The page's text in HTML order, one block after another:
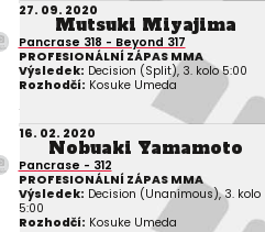
27. 09. 2020
Mutsuki Miyajima
Pancrase 318 - Beyond 317
PROFESIONÁLNÍ ZÁPAS MMA
Výsledek: Decision (Split), 3. kolo 5:00
Rozhodčí: Kosuke Umeda
16. 02. 2020
Nobuaki Yamamoto
Pancrase - 312
PROFESIONÁLNÍ ZÁPAS MMA
Výsledek: Decision (Unanimous), 3. kolo
5:00
Rozhodčí: Kosuke Umeda